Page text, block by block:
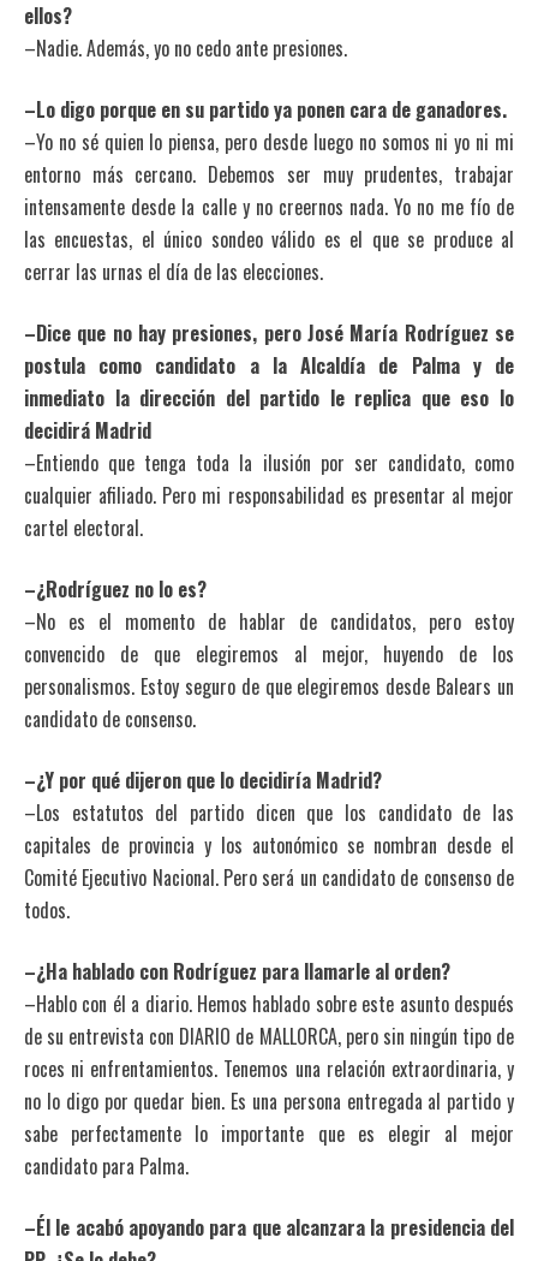
ellos?
–Nadie. Además, yo no cedo ante presiones.
–Lo digo porque en su partido ya ponen cara de ganadores.
–Yo no sé quien lo piensa, pero desde luego no somos ni yo ni mi
entorno más cercano. Debemos ser muy prudentes, trabajar
intensamente desde la calle y no creernos nada. Yo no me fío de
las encuestas, el único sondeo válido es el que se produce al
cerrar las urnas el día de las elecciones.
–Dice que no hay presiones, pero José María Rodríguez se
postula como candidato a la Alcaldía de Palma y de
inmediato la dirección del partido le replica que eso lo
decidirá Madrid
–Entiendo que tenga toda la ilusión por ser candidato, como
cualquier afiliado. Pero mi responsabilidad es presentar al mejor
cartel electoral.
–¿Rodríguez no lo es?
–No es el momento de hablar de candidatos, pero estoy
convencido de que elegiremos al mejor, huyendo de los
personalismos. Estoy seguro de que elegiremos desde Balears un
candidato de consenso.
–¿Y por qué dijeron que lo decidiría Madrid?
–Los estatutos del partido dicen que los candidato de las
capitales de provincia y los autonómico se nombran desde el
Comité Ejecutivo Nacional. Pero será un candidato de consenso de
todos.
–¿Ha hablado con Rodríguez para llamarle al orden?
–Hablo con él a diario. Hemos hablado sobre este asunto después
de su entrevista con DIARIO de MALLORCA, pero sin ningún tipo de
roces ni enfrentamientos. Tenemos una relación extraordinaria, y
no lo digo por quedar bien. Es una persona entregada al partido y
sabe perfectamente lo importante que es elegir al mejor
candidato para Palma.
–Él le acabó apoyando para que alcanzara la presidencia del